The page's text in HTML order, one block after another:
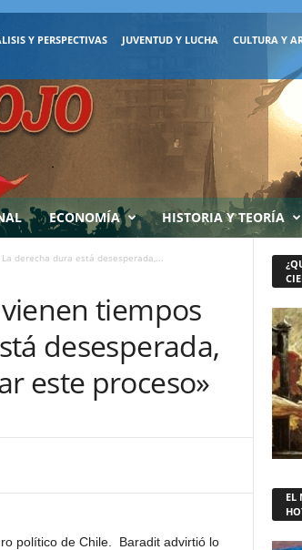
Y PERSPECTIVAS JUVENTUD Y LUCHA CULTURA Y
ECONOMÍA HISTORIA Y TEORÍA
derecha dura está desesperada,...
tiempos
desesperada,
este proceso»
político de Chile. Baradit advirtió lo
EL